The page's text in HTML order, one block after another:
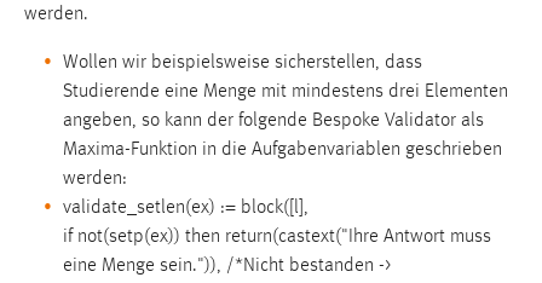
werden.
Wollen wir beispielsweise sicherstellen, dass
Studierende eine Menge mit mindestens drei Elementen
angeben, so kann der folgende Bespoke Validator als
Maxima-Funktion in die Aufgabenvariablen geschrieben
werden:
validate_setlen(ex) := block([l],
if not(setp(ex)) then return(castext("Ihre Antwort muss
eine Menge sein.")), /*Nicht bestanden ->
Kartenmaterial
Name:
stack_map
Anbieter:
OpenStreet Map & ESRI Maps
Zweck: